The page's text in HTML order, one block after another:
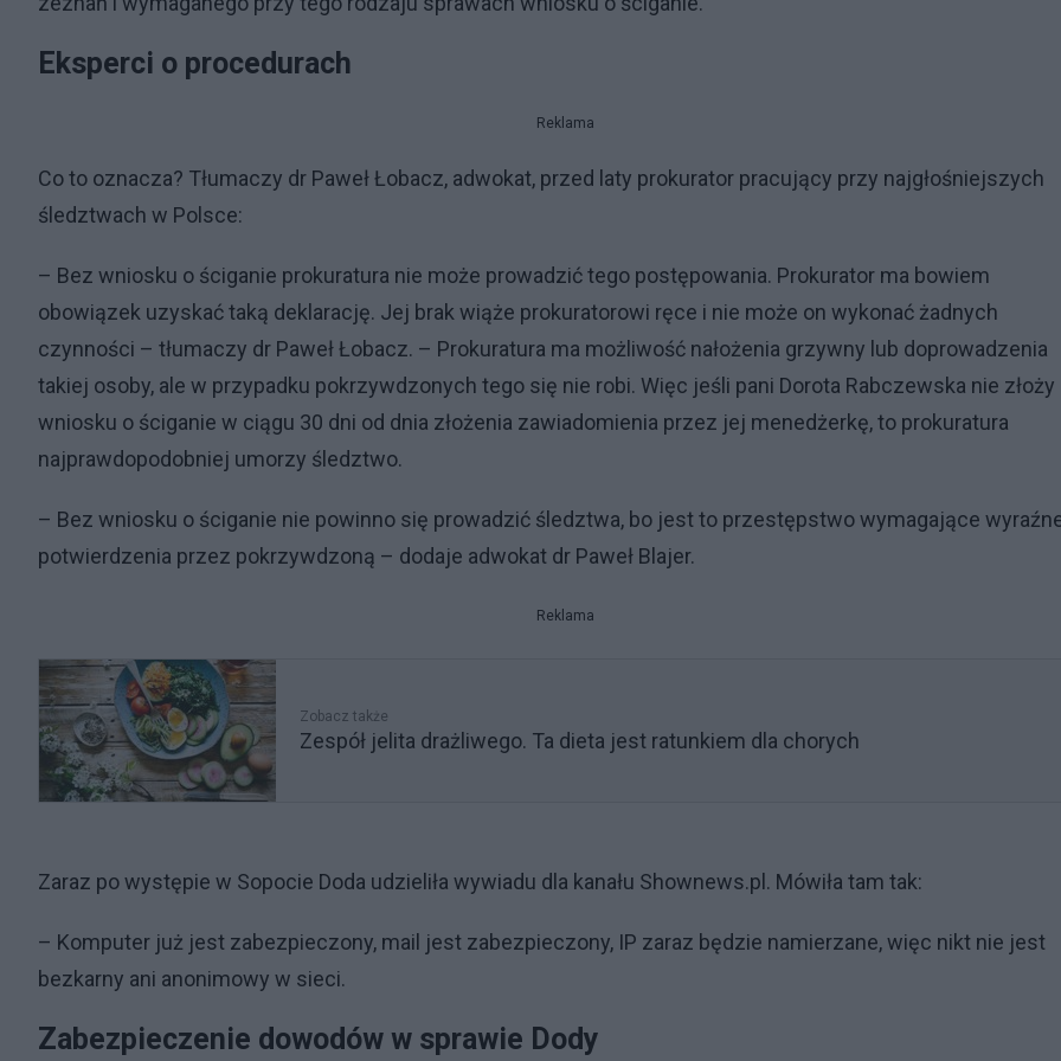
Eksperci o procedurach
Reklama
Co to oznacza? Tłumaczy dr Paweł Łobacz, adwokat, przed laty prokurator pracujący przy najgłośniejszych
śledztwach w Polsce:
– Bez wniosku o ściganie prokuratura nie może prowadzić tego postępowania. Prokurator ma bowiem
obowiązek uzyskać taką deklarację. Jej brak wiąże prokuratorowi ręce i nie może on wykonać żadnych
czynności – tłumaczy dr Paweł Łobacz. – Prokuratura ma możliwość nałożenia grzywny lub doprowadzenia
takiej osoby, ale w przypadku pokrzywdzonych tego się nie robi. Więc jeśli pani Dorota Rabczewska nie złoży
wniosku o ściganie w ciągu 30 dni od dnia złożenia zawiadomienia przez jej menedżerkę, to prokuratura
najprawdopodobniej umorzy śledztwo.
– Bez wniosku o ściganie nie powinno się prowadzić śledztwa, bo jest to przestępstwo wymagające
potwierdzenia przez pokrzywdzoną – dodaje adwokat dr Paweł Blajer.
Reklama
Zobacz także
Zespół jelita drażliwego. Ta dieta jest ratunkiem dla chorych
Zaraz po występie w Sopocie Doda udzieliła wywiadu dla kanału Shownews.pl. Mówiła tam tak:
– Komputer już jest zabezpieczony, mail jest zabezpieczony, IP zaraz będzie namierzane, więc nikt nie jest
bezkarny ani anonimowy w sieci.
Zabezpieczenie dowodów w sprawie Dody